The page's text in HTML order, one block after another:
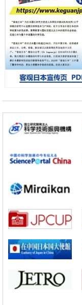
日本企业的研发投资应
国家陷阱”
科学研究
【JST事业成果】开发
经济・社会
【AI法下篇】如何应对
科学研究
高精度解读
经济・社会
授专访
科学研究
制，有望用于开发阿尔
科学研究
【JST事业成果】开发
经济・社会
【AI法下篇】如何应对
科学研究
日本学术会议：为保持
科学研究
大阪大学开发基于水氢
高精度解读
小岩井忠道